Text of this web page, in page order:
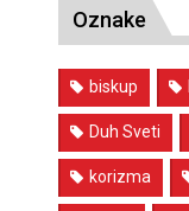
Oznake
biskup
Duh Sveti
korizma